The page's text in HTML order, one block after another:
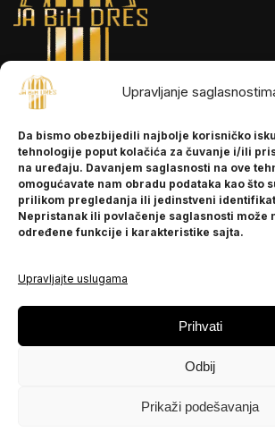
Upravljanje
Da bismo obezbijedili najbolje korisničko
tehnologije poput kolačića za čuvanje i/ili
na uređaju. Davanjem saglasnosti na ove
omogućavate nam obradu podataka kao što
prilikom pregledanja ili jedinstveni
Nepristanak ili povlačenje saglasnosti može
određene funkcije i karakteristike sajta.
Upravljajte uslugama
Prihvati
Odbij
Prikaži podešavanja
INFORMACIJE
O nama
Kontakt
POMOĆ
Politika privatnosti
PRATITE NAS
Instagram